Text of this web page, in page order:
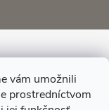
vám umožnili
prostredníctvom